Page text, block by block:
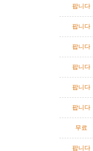
팝니다
팝니다
팝니다
팝니다
팝니다
팝니다
무료
팝니다